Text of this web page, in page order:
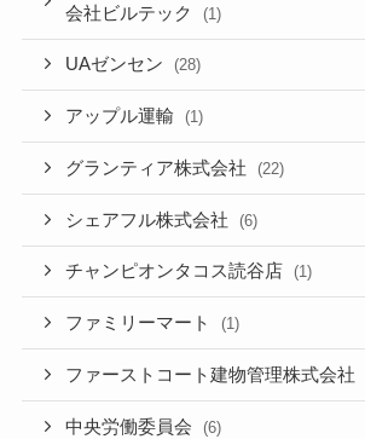
会社ビルテック
(1)
UAゼンセン (28)
アップル運輸 (1)
グランティア株式会社 (22)
シェアフル株式会社 (6)
チャンピオンタコス読谷店 (1)
ファミリーマート (1)
ファーストコート建物管理株式会社
中央労働委員会 (6)